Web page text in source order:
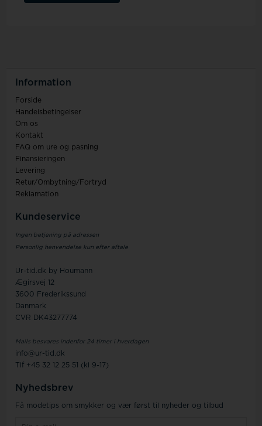
Information
Forside
Handelsbetingelser
Om os
Kontakt
FAQ om ure og pasning
Finansieringen
Levering
Retur/Ombytning/Fortryd
Reklamation
Kundeservice
Ingen betjening på adressen
Personlig henvendelse kun efter aftale
Ur-tid.dk by Houmann
Ægirsvej 12
3600 Frederikssund
Danmark
CVR DK43277774
Mails besvares indenfor 24 timer i hverdagen
info@ur-tid.dk
Tlf +45 32 12 25 51 (kl 9-17)
Nyhedsbrev
Få modetips om smykker og vær først til nyheder og tilbud